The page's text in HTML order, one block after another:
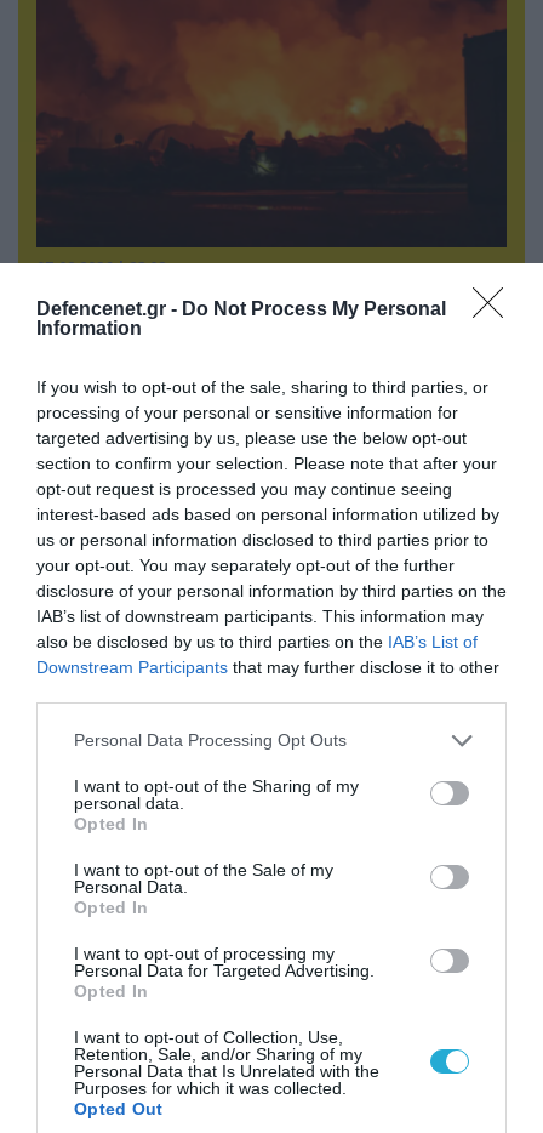
Defencenet.gr - Do Not Process My Personal
Information
If you wish to opt-out of the sale, sharing to third parties, or
processing of your personal or sensitive information for
targeted advertising by us, please use the below opt-out
section to confirm your selection. Please note that after your
opt-out request is processed you may continue seeing
interest-based ads based on personal information utilized by
us or personal information disclosed to third parties prior to
your opt-out. You may separately opt-out of the further
disclosure of your personal information by third parties on the
IAB’s list of downstream participants. This information may
also be disclosed by us to third parties on the IAB’s List of
Downstream Participants that may further disclose it to other
Please note that this website/app uses one or more Google
not limited to your visit or usage behaviour. You may click to
grant or deny consent to Google and its third-party tags to
use your data for below specified purposes in below Google
consent section.
Personal Data Processing Opt Outs
I want to opt-out of the Sharing of my
personal data.
Opted In
I want to opt-out of the Sale of my
Personal Data.
Opted In
I want to opt-out of processing my
Personal Data for Targeted Advertising.
Opted In
I want to opt-out of Collection, Use,
Retention, Sale, and/or Sharing of my
Personal Data that Is Unrelated with the
Purposes for which it was collected.
Opted Out
07.08.2026 | 23:02
«Μούδιασε» η Naftogaz που βλέπει κρύο
χειμώνα στο Κίεβο: Οι Ρώσοι διέλυσαν 7
07.08.2026 | 11:02
Κλειστή μέχρι νεωτέρας η παραλία